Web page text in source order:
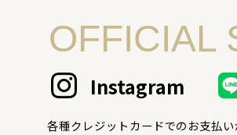
OFFICIAL
Instagram
各種クレジットカードでのお支払い